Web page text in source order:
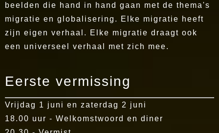
beelden die hand in hand gaan met de thema's
migratie en globalisering. Elke migratie heeft
zijn eigen verhaal. Elke migratie draagt ook
een universeel verhaal met zich mee.
Eerste vermissing
Vrijdag 1 juni en zaterdag 2 juni
18.00 uur - Welkomstwoord en diner